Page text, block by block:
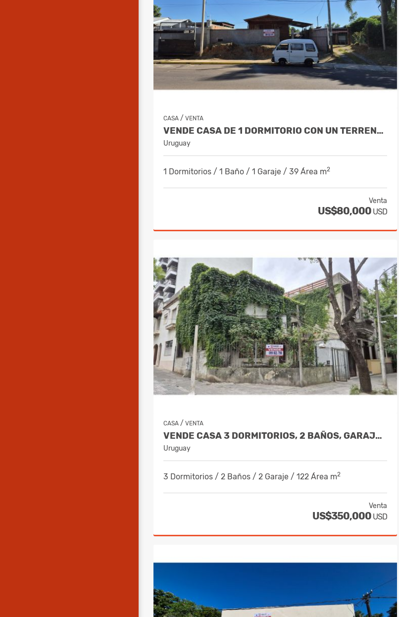
CASA / VENTA
VENDE CASA DE 1 DORMITORIO CON UN TERRENO DE 576 M2 - CIUDAD DE RIVERA
Uruguay
1 Dormitorios / 1 Baño / 1 Garaje / 39 Área m2
Venta
US$80,000 USD
CASA / VENTA
VENDE CASA 3 DORMITORIOS, 2 BAÑOS, GARAJE X 2 - POCITOS
Uruguay
3 Dormitorios / 2 Baños / 2 Garaje / 122 Área m2
Venta
US$350,000 USD